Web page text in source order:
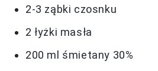
2-3 ząbki czosnku
2 łyżki masła
200 ml śmietany 30%